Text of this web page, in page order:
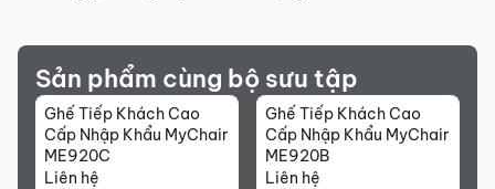
Hotline:
0942 902 468
(Call, Zalo)
Email:info@mychair.vn
Sản phẩm cùng bộ sưu tập
Ghế Tiếp Khách Cao
Cấp Nhập Khẩu MyChair
ME920C
Liên hệ
Ghế Tiếp Khách Cao
Cấp Nhập Khẩu MyChair
ME920B
Liên hệ